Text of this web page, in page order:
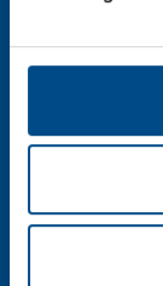
Tirolia
0043/
F:
0043/